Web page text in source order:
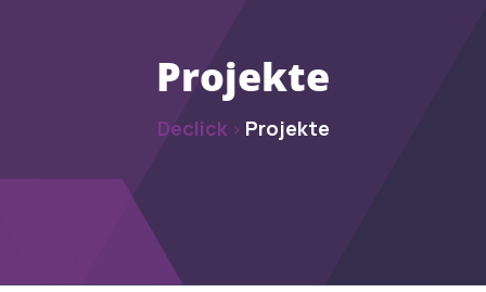
Projekte
Declick> Projekte